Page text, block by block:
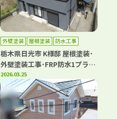
外壁塗装 屋根塗装 防水工事
栃木県日光市 K様邸 屋根塗装･
外壁塗装工事･FRP防水1プライ
工法
2026.03.25